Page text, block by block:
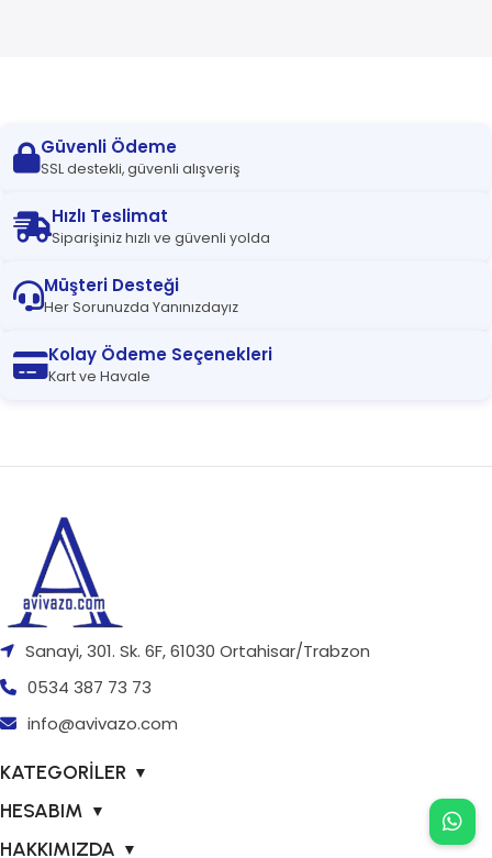
Güvenli Ödeme
SSL destekli, güvenli alışveriş
Hızlı Teslimat
Siparişiniz hızlı ve güvenli yolda
Müşteri Desteği
Her Sorunuzda Yanınızdayız
Kolay Ödeme Seçenekleri
Kart ve Havale
Sanayi, 301. Sk. 6F, 61030 Ortahisar/Trabzon
0534 387 73 73
info@avivazo.com
KATEGORİLER ▼
HESABIM ▼
HAKKIMIZDA ▼